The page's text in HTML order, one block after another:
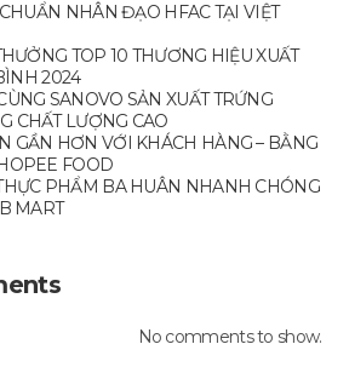
NHÂN ĐẠO HFAC TẠI VIỆT
TOP 10 THƯƠNG HIỆU XUẤT
2024
SANOVO SẢN XUẤT TRỨNG
CHẤT LƯỢNG CAO
GẦN HƠN VỚI KHÁCH HÀNG – BẰNG
FOOD
PHẨM BA HUÂN NHANH CHÓNG
MART
No comments to show.